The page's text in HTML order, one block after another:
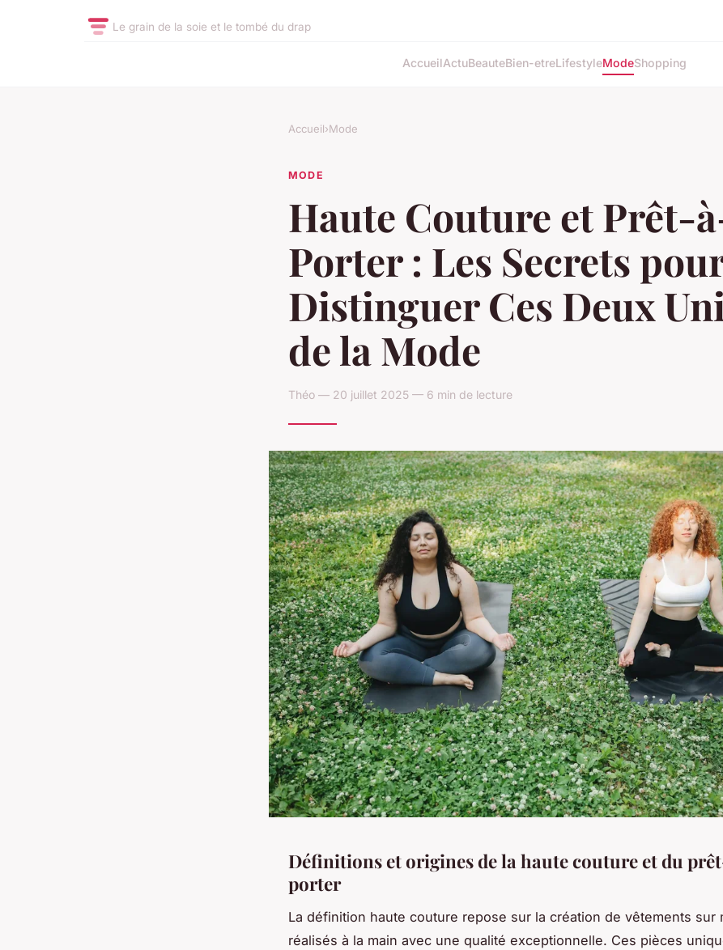
Le grain de la soie et le tombé du drap
AccueilActuBeauteBien-etreLifestyleModeShopping
Accueil›Mode
MODE
Haute Couture et Prêt-
Porter : Les Secrets
Distinguer Ces Deux
de la Mode
Théo — 20 juillet 2025 — 6 min de lecture
Définitions et origines de la haute couture et du
porter
La définition haute couture repose sur la création de vêtements sur
réalisés à la main avec une qualité exceptionnelle. Ces pièces